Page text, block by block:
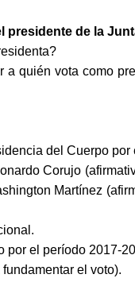
presidente de la
quién vota como
del Cuerpo
Corujo
Martínez
el período 2017-
el voto).